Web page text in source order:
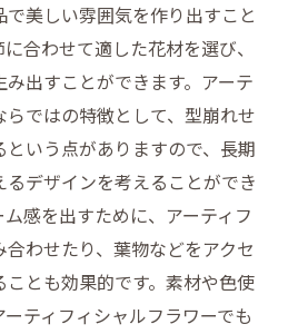
美しい雰囲気を作り出すこと
合わせて適した花材を選び、
出すことができます。アーテ
ではの特徴として、型崩れせ
いう点がありますので、長期
デザインを考えることができ
感を出すために、アーティフ
わせたり、葉物などをアクセ
とも効果的です。素材や色使
ティフィシャルフラワーでも